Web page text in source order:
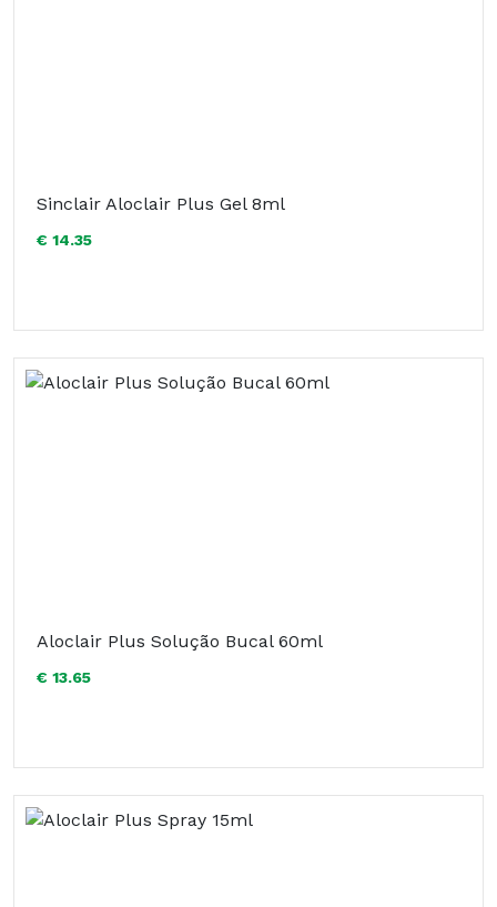
Sinclair Aloclair Plus Gel 8ml
€ 14.35
Aloclair Plus Solução Bucal 60ml
€ 13.65